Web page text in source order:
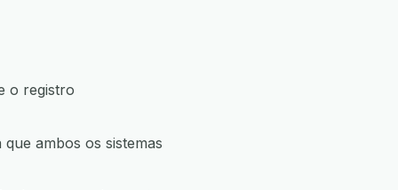
o registro
ambos os sistemas